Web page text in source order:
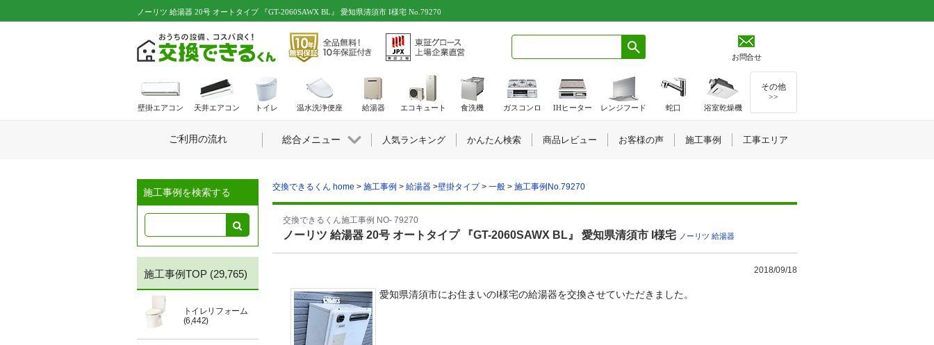
ノーリツ 給湯器 20号 オートタイプ 『GT-2060SAWX BL』 愛知県清須市 I様宅 No.79270
お問合せ
施工事例を検索する
施工事例TOP (29,765)
トイレリフォーム
(6,442)
交換できるくん home > 施工事例 > 給湯器 >壁掛タイプ> 一般 > 施工事例No.79270
交換できるくん施工事例 NO- 79270
ノーリツ 給湯器 20号 オートタイプ 『GT-2060SAWX BL』 愛知県清須市 I様宅 ノーリツ 給湯器
2018/09/18
愛知県清須市にお住まいのI様宅の給湯器を交換させていただきました。
壁掛エアコン 天井エアコン トイレ 温水洗浄便座 給湯器 エコキュート 食洗機 ガスコンロ IHヒーター レンジフード 蛇口 浴室乾燥機
その他
>>
ご利用の流れ 総合メニュー 人気ランキング かんたん検索 商品レビュー お客様の声 施工事例 工事エリア